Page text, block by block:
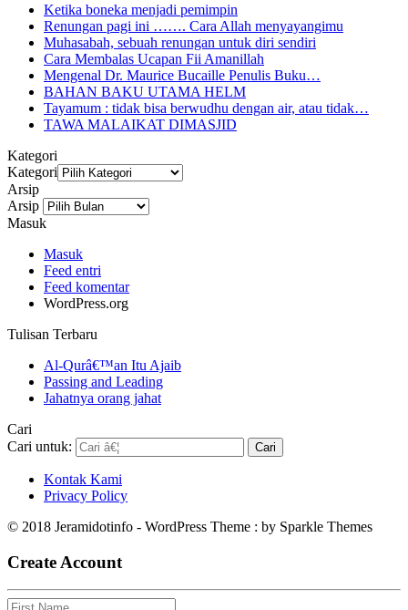
Ketika boneka menjadi pemimpin
Renungan pagi ini ……. Cara Allah menyayangimu
Muhasabah, sebuah renungan untuk diri sendiri
Cara Membalas Ucapan Fii Amanillah
Mengenal Dr. Maurice Bucaille Penulis Buku…
BAHAN BAKU UTAMA HELM
Tayamum : tidak bisa berwudhu dengan air, atau tidak…
TAWA MALAIKAT DIMASJID
Kategori
Kategori
Arsip
Arsip
Masuk
Masuk
Feed entri
Feed komentar
WordPress.org
Tulisan Terbaru
Al-Qurâ€™an Itu Ajaib
Passing and Leading
Jahatnya orang jahat
Cari
Cari untuk:
Kontak Kami
Privacy Policy
© 2018 Jeramidotinfo - WordPress Theme : by Sparkle Themes
Create Account